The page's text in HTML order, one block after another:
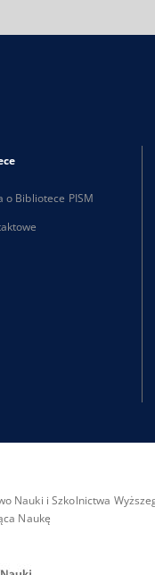
o Bibliotece PISM
Nauki i Szkolnictwa
Naukę